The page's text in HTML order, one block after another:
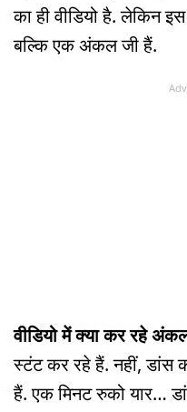
का ही वीडियो है. लेकिन
बल्कि एक अंकल जी हैं.
वीडियो में क्या कर रहे
स्टंट कर रहे हैं. नहीं, डांस
हैं. एक मिनट रुको यार…